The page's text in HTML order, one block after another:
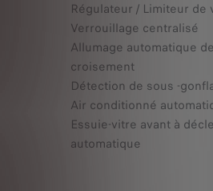
Régulateur / Limiteur de
Verrouillage centralisé
Allumage automatique
croisement
Détection de sous -
Air conditionné
Essuie-vitre avant à
automatique